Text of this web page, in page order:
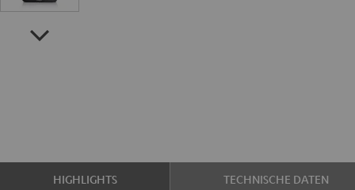
HIGHLIGHTS TECHNISCHE DATEN